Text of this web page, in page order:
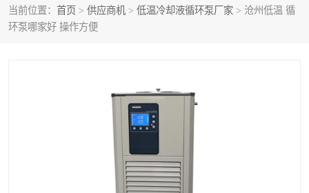
当前位置： 首页 > 供应商机 > 低温冷却液循环泵厂家 > 沧州低温 循
环泵哪家好 操作方便
旋转蒸发器厂家 双层玻璃反应釜10L
多功能油浴锅
电动搅拌器